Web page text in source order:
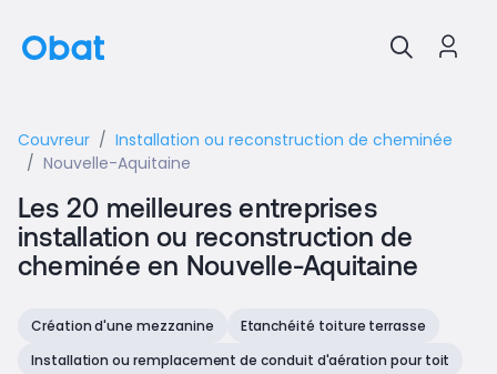
Couvreur
Installation ou reconstruction de cheminée
Nouvelle-Aquitaine
Les 20 meilleures entreprises
installation ou reconstruction de
cheminée en Nouvelle-Aquitaine
Création d'une mezzanine
Etanchéité toiture terrasse
Installation ou remplacement de conduit d'aération pour toit